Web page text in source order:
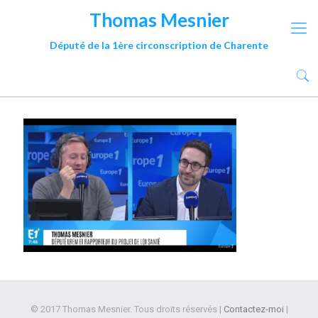
Thomas Mesnier
Député de la 1ère circonscription de Charente
© 2017 Thomas Mesnier. Tous droits réservés | Contactez-moi |